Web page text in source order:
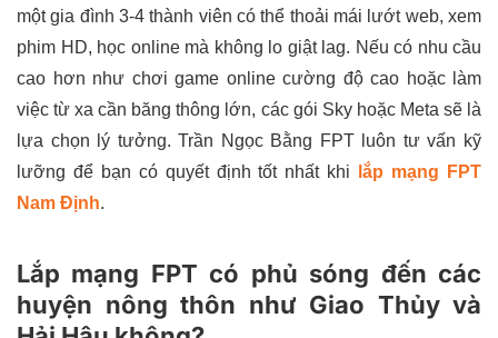
một gia đình 3-4 thành viên có thể thoải mái lướt web, xem
phim HD, học online mà không lo giật lag. Nếu có nhu cầu
cao hơn như chơi game online cường độ cao hoặc làm
việc từ xa cần băng thông lớn, các gói Sky hoặc Meta sẽ là
lựa chọn lý tưởng. Trần Ngọc Bằng FPT luôn tư vấn kỹ
lưỡng để bạn có quyết định tốt nhất khi
lắp mạng FPT
Nam Định.
Lắp mạng FPT có phủ sóng đến các
huyện nông thôn như Giao Thủy và